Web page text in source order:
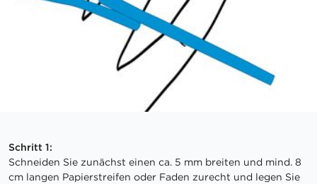
Schritt 1:
Schneiden Sie zunächst einen ca. 5 mm breiten und mind. 8
cm langen Papierstreifen oder Faden zurecht und legen Sie